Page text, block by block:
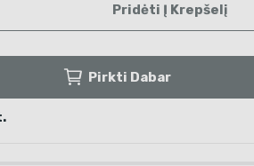
Pridėti Į Krepšelį
Pirkti Dabar